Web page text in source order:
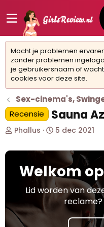
Mocht je problemen
zonder problemen
je gebruikersnaam of
cookies voor deze site.
Sex-cinema's,
Recensie
Sauna
O
d
p
s
Phallus
S
a
t
d
a
5 dec 2021
Welkom
Lid worden van
reclame?